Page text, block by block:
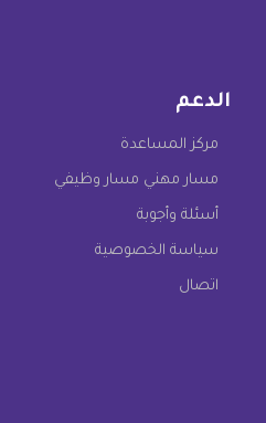
الدعم
مركز المساعدة
مسار مهني مسار وظيفي
أسئلة وأجوبة
سياسة الخصوصية
اتصال